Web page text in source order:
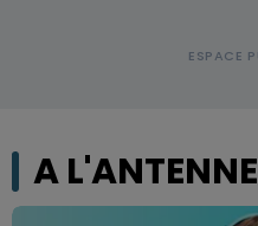
A L'ANTENNE